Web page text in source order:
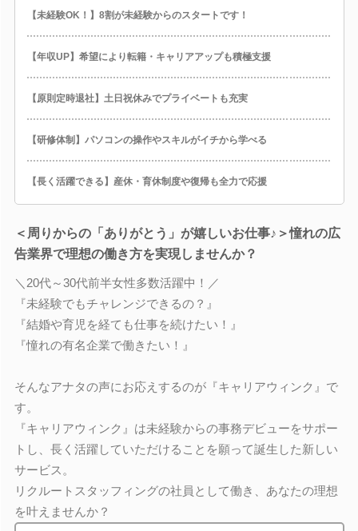
【未経験OK！】8割が未経験からのスタートです！
【年収UP】希望により転籍・キャリアアップも積極支援
【原則定時退社】土日祝休みでプライベートも充実
【研修体制】パソコンの操作やスキルがイチから学べる
【長く活躍できる】産休・育休制度や復帰も全力で応援
＜周りからの「ありがとう」が嬉しいお仕事♪＞憧れの広
告業界で理想の働き方を実現しませんか？
＼20代～30代前半女性多数活躍中！／
『未経験でもチャレンジできるの？』
『結婚や育児を経ても仕事を続けたい！』
『憧れの有名企業で働きたい！』
そんなアナタの声にお応えするのが『キャリアウィンク』で
す。
『キャリアウィンク』は未経験からの事務デビューをサポー
トし、長く活躍していただけることを願って誕生した新しい
サービス。
リクルートスタッフィングの社員として働き、あなたの理想
を叶えませんか？